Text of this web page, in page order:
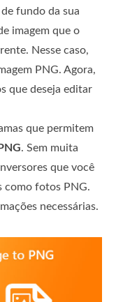
fundo da sua
imagem que o
Nesse caso,
PNG. Agora,
que deseja editar
que permitem
. Sem muita
que você
como fotos PNG.
necessárias.